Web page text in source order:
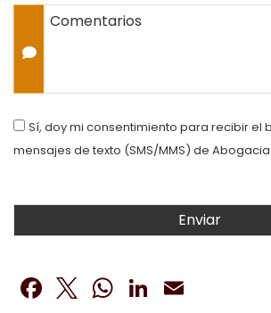
Comentarios
Consent
Sí, doy mi consentimiento para recibir el
mensajes de texto (SMS/MMS) de
Facebook
Twitter
WhatsApp
LinkedIn